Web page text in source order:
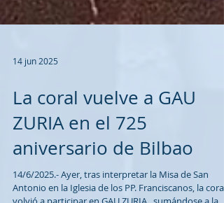
14 jun 2025
La coral vuelve a GAU
ZURIA en el 725